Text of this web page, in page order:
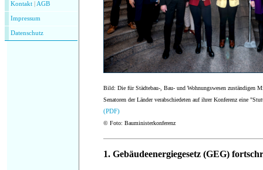
Kontakt AGB
Impressum
Datenschutz
Bild: Die für Städtebau-, Bau- und Wohnungswesen zuständigen
Senatoren der Länder verabschiedeten auf ihrer Konferenz eine
(PDF)
© Foto: Bauministerkonferenz
1. Gebäudeenergiegesetz (GEG)